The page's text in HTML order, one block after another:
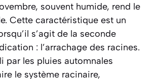
souvent humide, rend le
Cette caractéristique est un
s’agit de la seconde
: l’arrachage des racines.
par les pluies automnales
le système racinaire,